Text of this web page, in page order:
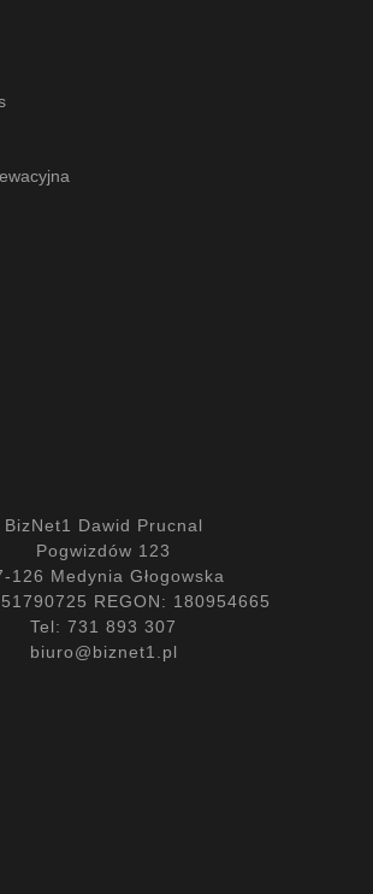
BizNet1 Dawid Prucnal
Pogwizdów 123
126 Medynia Głogowska
REGON: 180954665
Tel: 731 893 307
biuro@biznet1.pl